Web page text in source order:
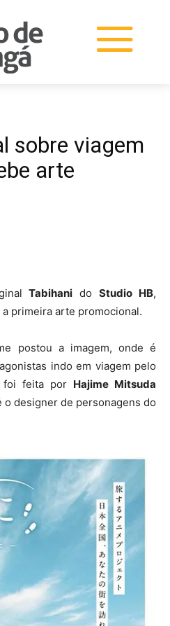
sobre viagem
arte
Tabihani doStudio HB,
primeira arte promocional.
postou a imagem, onde é
indo em viagem pelo
foi feita por Hajime Mitsuda
designer de personagens do